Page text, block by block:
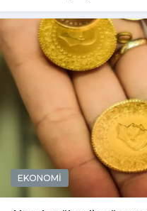
EKONOMİ